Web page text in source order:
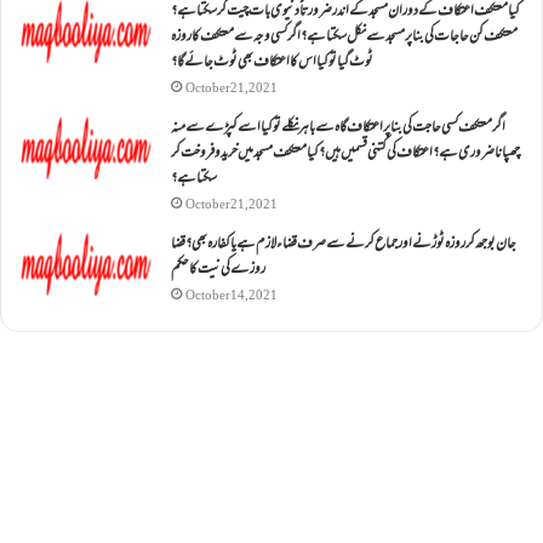
کیا معتکف اعتکاف کے دوران مسجد کے اندر ضرورتاً دنیوی بات چیت کر سکتا ہے؟
معتکف کن حاجات کی بنا پر مسجد سے نکل سکتا ہے؟ اگر کسی وجہ سے معتکف کا روزہ
ٹوٹ گیا تو کیا اس کا اعتکاف بھی ٹوٹ جائے گا؟
October 21, 2021
اگر معتکف کسی حاجت کی بنا پر اعتکاف گاہ سے باہر نکلے تو کیا اسے کپڑے سے منہ
چھپانا ضروری ہے؟اعتکاف کی کتنی قسمیں ہیں؟کیا معتکف مسجد میں خرید و فروخت کر
سکتا ہے؟
October 21, 2021
جان بوجھ کر روزہ ٹوڑنے اور جماع کرنے سے صرف قضاء لازم ہے یا کفارہ بھی؟ قضا
روزے کی نیت کا حکم
October 14, 2021